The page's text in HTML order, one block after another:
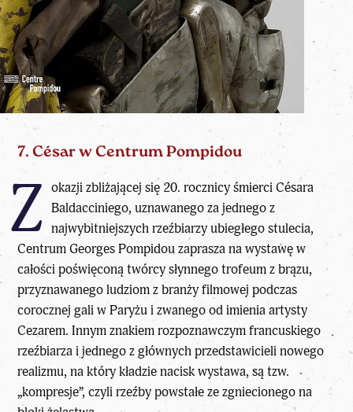
7. César w Centrum Pompidou
Z okazji zbliżającej się 20. rocznicy śmierci Césara
Baldacciniego, uznawanego za jednego z
najwybitniejszych rzeźbiarzy ubiegłego stulecia,
Centrum Georges Pompidou zaprasza na wystawę w
całości poświęconą twórcy słynnego trofeum z brązu,
przyznawanego ludziom z branży filmowej podczas
corocznej gali w Paryżu i zwanego od imienia artysty
Cezarem. Innym znakiem rozpoznawczym francuskiego
rzeźbiarza i jednego z głównych przedstawicieli nowego
realizmu, na który kładzie nacisk wystawa, są tzw.
„kompresje”, czyli rzeźby powstałe ze zgniecionego na